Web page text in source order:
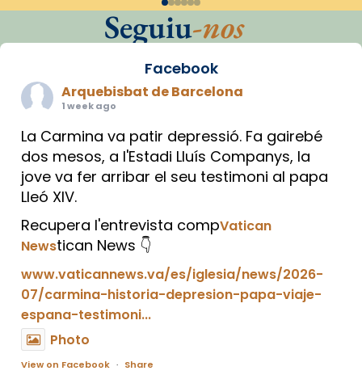
Seguiu-nos
Facebook
Arquebisbat de Barcelona
1 week ago
La Carmina va patir depressió. Fa gairebé
dos mesos, a l'Estadi Lluís Companys, la
jove va fer arribar el seu testimoni al papa
Lleó XIV.
Recupera l'entrevista compVatican
Newstican News 👇
www.vaticannews.va/es/iglesia/news/2026-
07/carmina-historia-depresion-papa-viaje-
espana-testimoni...
Photo
View on Facebook · Share